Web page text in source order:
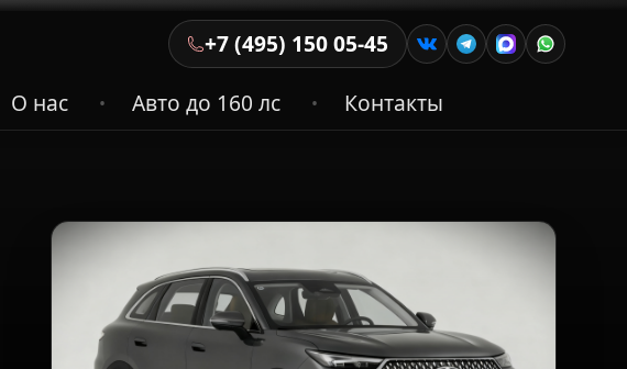
+7 (495) 150 05-45
О нас • Авто до 160 лс • Контакты